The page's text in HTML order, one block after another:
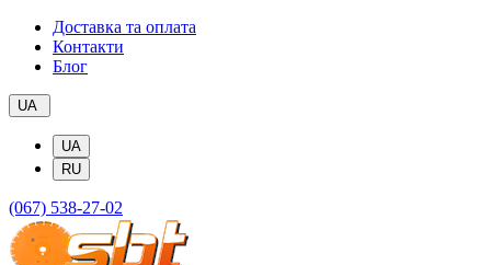
Доставка та оплата
Контакти
Блог
UA
UA
RU
(067) 538-27-02